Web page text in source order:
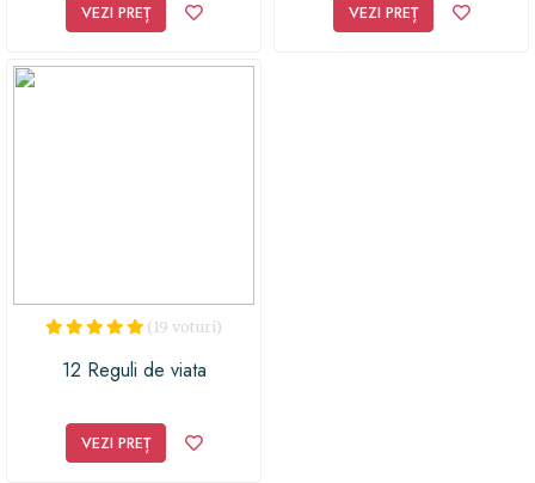
VEZI PREȚ VEZI PREȚ
(19 voturi)
12 Reguli de viata
VEZI PREȚ